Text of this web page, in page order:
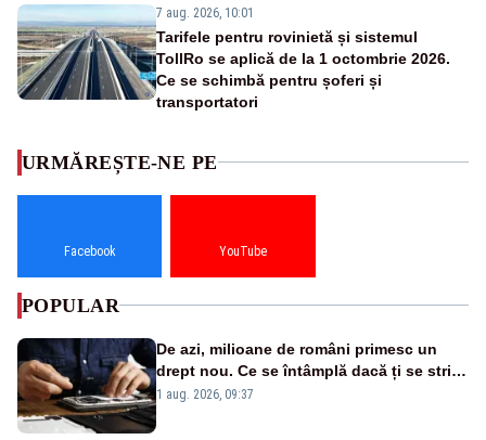
7 aug. 2026, 10:01
Tarifele pentru rovinietă și sistemul
TollRo se aplică de la 1 octombrie 2026.
Ce se schimbă pentru șoferi și
transportatori
URMĂREȘTE-NE PE
Facebook YouTube
POPULAR
De azi, milioane de români primesc un
drept nou. Ce se întâmplă dacă ți se strică
un produs
1 aug. 2026, 09:37